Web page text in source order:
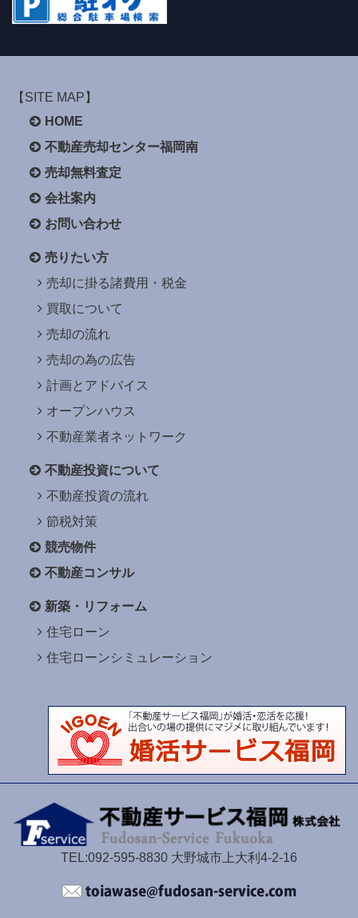
【SITE MAP】
HOME
不動産売却センター福岡南
売却無料査定
会社案内
お問い合わせ
売りたい方
売却に掛る諸費用・税金
買取について
売却の流れ
売却の為の広告
計画とアドバイス
オープンハウス
不動産業者ネットワーク
不動産投資について
不動産投資の流れ
節税対策
競売物件
不動産コンサル
新築・リフォーム
住宅ローン
住宅ローンシミュレーション
TEL:092-595-8830 大野城市上大利4-2-16